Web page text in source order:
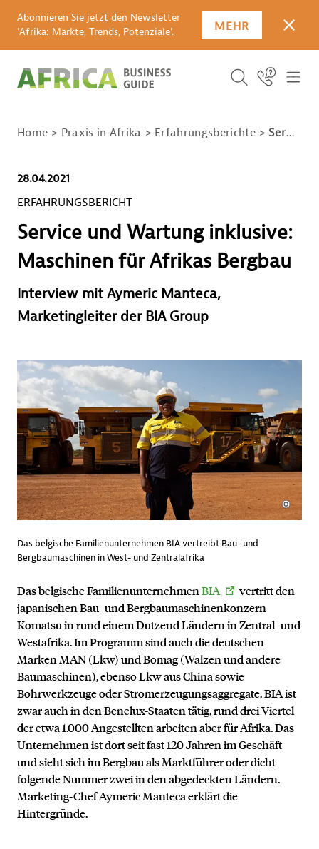
Abonnieren Sie jetzt den Newsletter
'Afrika: Märkte, Trends, Potenziale'.
MEHR
ICON
SUCHBEGRIFF
SUCHEN
Icon Link
Home Praxis in Afrika Erfahrungsberichte Service und Wartung inklusive: Maschinen für Afrikas Bergbau
28.04.2021
ERFAHRUNGSBERICHT
Service und Wartung inklusive:
Maschinen für Afrikas Bergbau
Interview mit Aymeric Manteca,
Marketingleiter der BIA Group
Das belgische Familienunternehmen BIA vertreibt Bau- und
Bergbaumaschinen in West- und Zentralafrika
Das belgische FamilienunternehmenBIA
vertritt den
japanischen Bau- und Bergbaumaschinenkonzern
Komatsu in rund einem Dutzend Ländern in Zentral- und
Westafrika. Im Programm sind auch die deutschen
Marken MAN (Lkw) und Bomag (Walzen und andere
Baumaschinen), ebenso Lkw aus China sowie
Bohrwerkzeuge oder Stromerzeugungsaggregate. BIA ist
zwar auch in den Benelux-Staaten tätig, rund drei Viertel
der etwa 1.000 Angestellten arbeiten aber für Afrika. Das
Unternehmen ist dort seit fast 120 Jahren im Geschäft
und sieht sich im Bergbau als Marktführer oder dicht
folgende Nummer zwei in den abgedeckten Ländern.
Marketing-Chef Aymeric Manteca erklärt die
Hintergründe.